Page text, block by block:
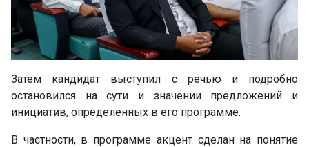
Затем кандидат выступил с речью и подробно
остановился на сути и значении предложений и
инициатив, определенных в его программе.
В частности, в программе акцент сделан на понятие